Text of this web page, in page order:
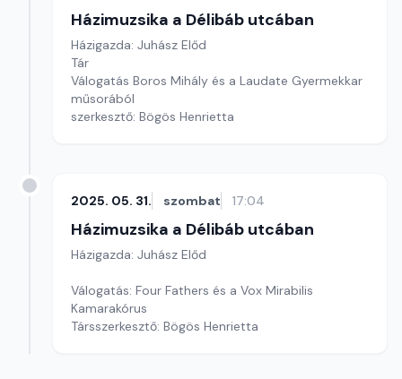
Házimuzsika a Délibáb utcában
Házigazda: Juhász Előd
Tár
Válogatás Boros Mihály és a Laudate Gyermekkar
műsorából
szerkesztő: Bögös Henrietta
2025. 05. 31. szombat 17:04
Házimuzsika a Délibáb utcában
Házigazda: Juhász Előd
Válogatás: Four Fathers és a Vox Mirabilis
Kamarakórus
Társszerkesztő: Bögös Henrietta